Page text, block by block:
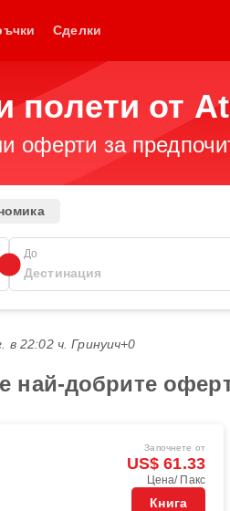
Сделки
полети от
оферти за
До
в 22:02 ч. Гринуич+0
най-добрите
Започнете от
US$ 61.33
Цена/ Пакс
Книга